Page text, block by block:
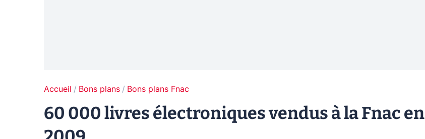
Accueil Bons plans Bons plans Fnac
60 000 livres électroniques vendus à la Fnac en